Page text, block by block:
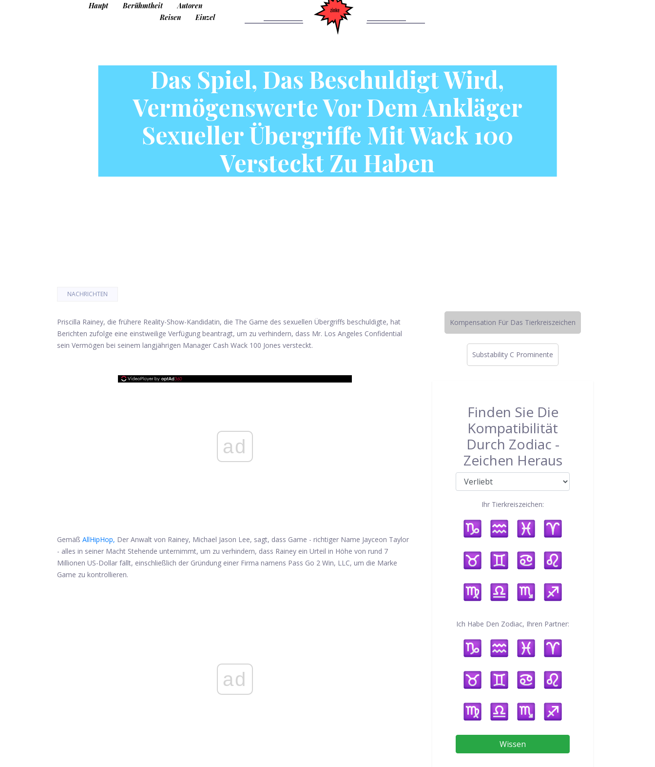
Haupt Berühmtheit
Autoren
Reisen
Einzel
Das Spiel, Das Beschuldigt Wird,
Vermögenswerte Vor Dem Ankläger
Sexueller Übergriffe Mit Wack 100
Versteckt Zu Haben
NACHRICHTEN
Priscilla Rainey, die frühere Reality-Show-Kandidatin, die The Game des sexuellen Übergriffs beschuldigte, hat
Berichten zufolge eine einstweilige Verfügung beantragt, um zu verhindern, dass Mr. Los Angeles Confidential
sein Vermögen bei seinem langjährigen Manager Cash Wack 100 Jones versteckt.
ad
Gemäß AllHipHop, Der Anwalt von Rainey, Michael Jason Lee, sagt, dass Game - richtiger Name Jayceon Taylor
- alles in seiner Macht Stehende unternimmt, um zu verhindern, dass Rainey ein Urteil in Höhe von rund 7
Millionen US-Dollar fällt, einschließlich der Gründung einer Firma namens Pass Go 2 Win, LLC, um die Marke
Game zu kontrollieren.
ad
Kompensation Für Das Tierkreiszeichen
Substability C Prominente
Finden Sie Die
Kompatibilität
Durch Zodiac -
Zeichen Heraus
Ihr Tierkreiszeichen:
Ich Habe Den Zodiac, Ihren Partner:
Wissen